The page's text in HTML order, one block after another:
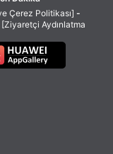
Çerez Politikası] -
[Ziyaretçi Aydınlatma